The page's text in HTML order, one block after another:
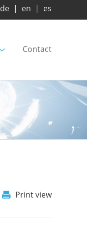
de | en | es
Contact
Print view